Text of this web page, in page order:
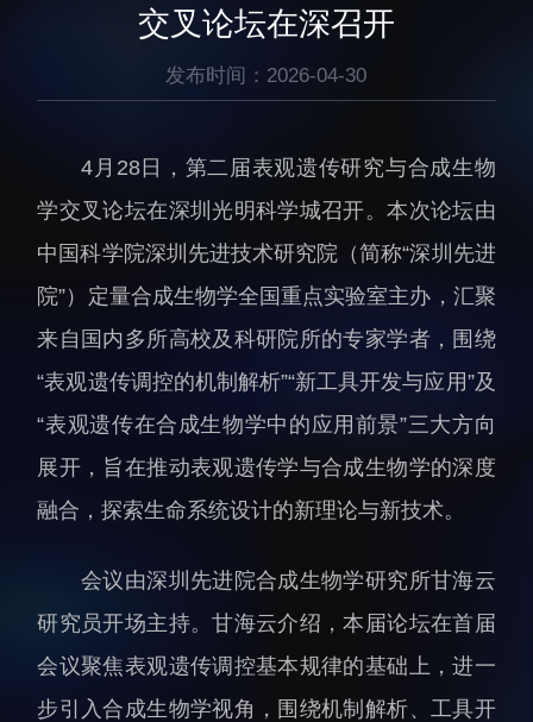
合成生物学研究所
材料人工智能研究所
人才概况
人才介绍
人才招聘
人才动态
综合处
科研管理处
创新融合处
人力资源处
合作转化处
教育处
党群工作处
监督审计处
交叉论坛在深召开
发布时间：2026-04-30
4 月28日，第二届表观遗传研究与合成生物
学交叉论坛在深圳光明科学城召开。本次论坛由
中国科学院深圳先进技术研究院（简称“深圳先进
院”）定量合成生物学全国重点实验室主办，汇聚
来自国内多所高校及科研院所的专家学者，围绕
“表观遗传调控的机制解析”“新工具开发与应用”及
“表观遗传在合成生物学中的应用前景”三大方向
展开，旨在推动表观遗传学与合成生物学的深度
融合，探索生命系统设计的新理论与新技术。
会议由深圳先进院合成生物学研究所甘海云
研究员开场主持。甘海云介绍，本届论坛在首届
会议聚焦表观遗传调控基本规律的基础上，进一
步引入合成生物学视角，围绕机制解析、工具开